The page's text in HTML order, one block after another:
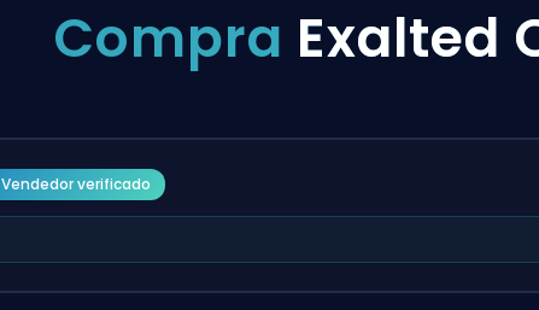
Division Boost
Wins
Coaching
Compra Exalted
Vendedor verificado